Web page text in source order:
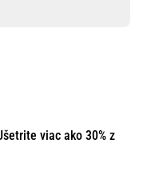
viac ako 30% z